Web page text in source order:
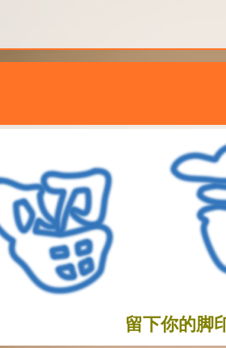
留下你的脚